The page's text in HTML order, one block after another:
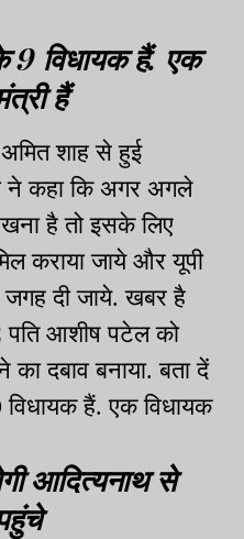
9 विधायक हैं. एक
हैं
शाह से हुई
ने कहा कि अगर अगले
है तो इसके लिए
कराया जाये और यूपी
दी जाये. खबर है
आशीष पटेल को
का दबाव बनाया. बता दें
हैं. एक विधायक
आदित्यनाथ से